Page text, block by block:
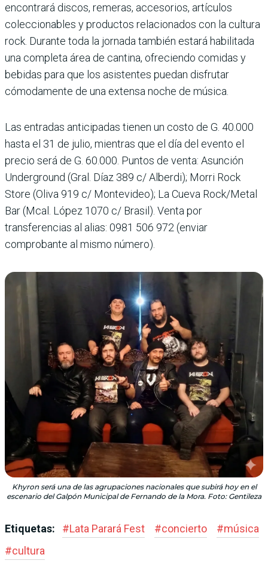
encontrará discos, remeras, accesorios, artículos
coleccionables y productos relacionados con la cultura
rock. Durante toda la jornada también estará habilitada
una completa área de cantina, ofreciendo comidas y
bebidas para que los asistentes puedan disfrutar
cómodamente de una extensa noche de música.
Las entradas anticipadas tienen un costo de G. 40.000
hasta el 31 de julio, mientras que el día del evento el
precio será de G. 60.000. Puntos de venta: Asunción
Underground (Gral. Díaz 389 c/ Alberdi); Morri Rock
Store (Oliva 919 c/ Montevideo); La Cueva Rock/Metal
Bar (Mcal. López 1070 c/ Brasil). Venta por
transferencias al alias: 0981 506 972 (enviar
comprobante al mismo número).
Khyron será una de las agrupaciones nacionales que subirá hoy en el
escenario del Galpón Municipal de Fernando de la Mora. Foto: Gentileza
Etiquetas: #Lata Parará Fest #concierto #música
#cultura